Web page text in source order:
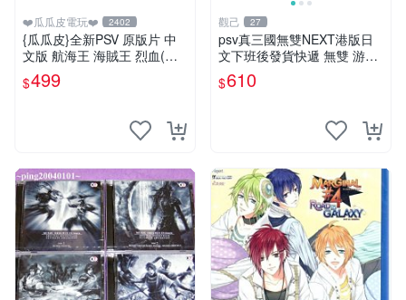
❤️瓜瓜皮電玩❤️ 2402
{瓜瓜皮}全新PSV 原版片 中
文版 航海王 海賊王 烈血(內
附初回特點-不清楚有沒有過
期)(遊戲都有回收)
$499
觀己 27
psv真三國無雙NEXT港版日
文下班後發貨快遞 無雙 游戲
psv 港版
$610